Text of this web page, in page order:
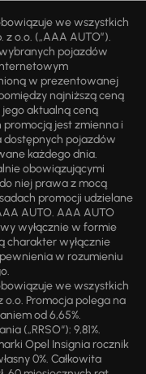
we wszystkich
o.o. („AAA AUTO”).
pojazdów
w prezentowanej
najniższą ceną
aktualną ceną
jest zmienna i
dostępnych pojazdów
każdego dnia.
obowiązującymi
niej prawa z mocą
promocji udzielane
AUTO. AAA AUTO
wyłącznie w formie
charakter wyłącznie
w rozumieniu
we wszystkich
Promocja polega na
od 6,65%.
(„RRSO“): 9,81%.
Opel Insignia rocznik
0%. Całkowita